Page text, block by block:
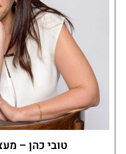
טובי כהן –